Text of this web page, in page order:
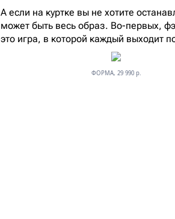
А если на куртке вы не хотите
может быть весь образ. Во-первых,
это игра, в которой каждый выходит
ФОРМА, 29 990 р.